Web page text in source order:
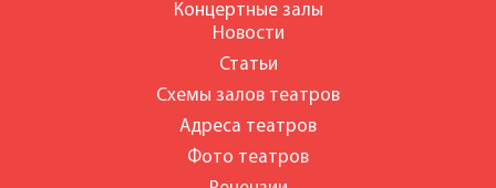
Концертные залы
Новости
Статьи
Схемы залов театров
Адреса театров
Фото театров